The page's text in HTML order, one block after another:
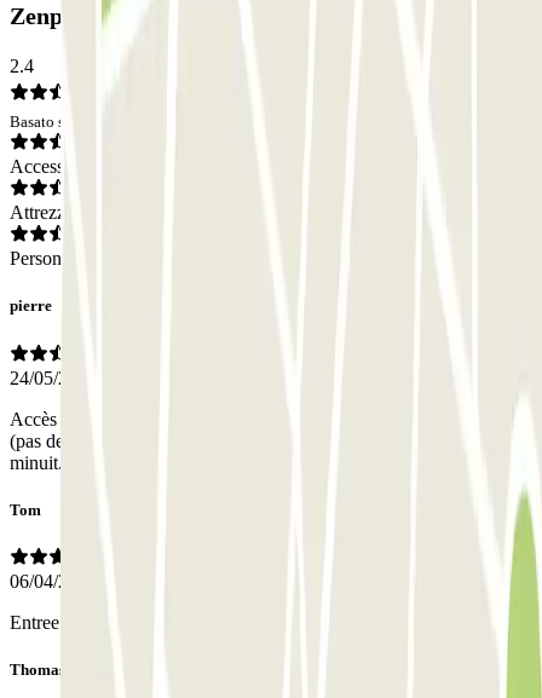
Zenpark: Opinioni
2.4
Basato su 6 opinioni
Accesso
Attrezzatura
Personale
pierre
24/05/2026
Accès voiture très étroit. Impossible de rentrer par l’accès piéton
(pas de possibilité d’ouverture de la porte) Service client qui ferme à
minuit.
Tom
06/04/2026
Entree zeer smal
Thomas